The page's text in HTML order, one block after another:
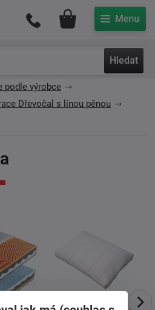
Hledat
Můj účet
podle výrobce
Dřevočal s línou pěnou